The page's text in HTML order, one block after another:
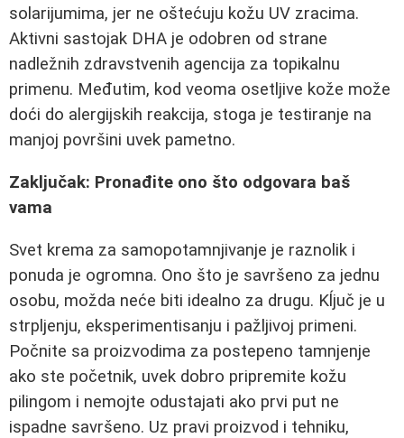
solarijumima, jer ne oštećuju kožu UV zracima.
Aktivni sastojak DHA je odobren od strane
nadležnih zdravstvenih agencija za topikalnu
primenu. Međutim, kod veoma osetljive kože može
doći do alergijskih reakcija, stoga je testiranje na
manjoj površini uvek pametno.
Zaključak: Pronađite ono što odgovara baš
vama
Svet krema za samopotamnjivanje je raznolik i
ponuda je ogromna. Ono što je savršeno za jednu
osobu, možda neće biti idealno za drugu. Kĺjuč je u
strpljenju, eksperimentisanju i pažljivoj primeni.
Počnite sa proizvodima za postepeno tamnjenje
ako ste početnik, uvek dobro pripremite kožu
pilingom i nemojte odustajati ako prvi put ne
ispadne savršeno. Uz pravi proizvod i tehniku,